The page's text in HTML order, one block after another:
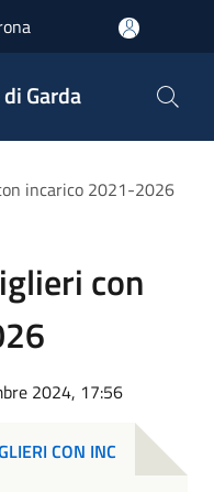
Garda
incarico 2021-2026
con
2024, 17:56
CON INC